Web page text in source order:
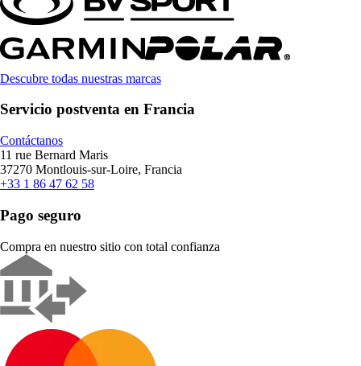
Descubre todas nuestras marcas
Servicio postventa en Francia
Contáctanos
11 rue Bernard Maris
37270 Montlouis-sur-Loire, Francia
+33 1 86 47 62 58
Pago seguro
Compra en nuestro sitio con total confianza